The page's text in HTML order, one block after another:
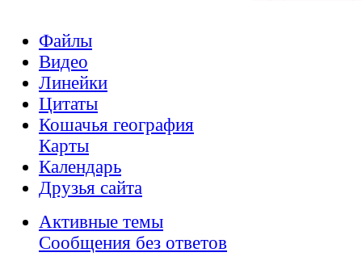
Файлы
Видео
Линейки
Цитаты
Кошачья география
Карты
Календарь
Друзья сайта
Активные темы
Сообщения без ответов